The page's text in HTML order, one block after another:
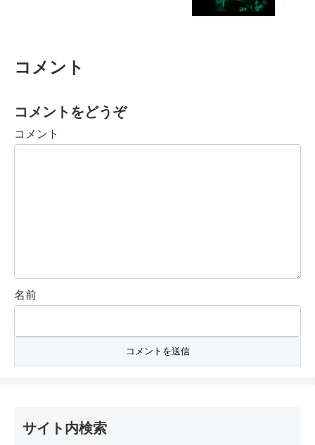
コメント
コメントをどうぞ
コメント
名前
サイト内検索